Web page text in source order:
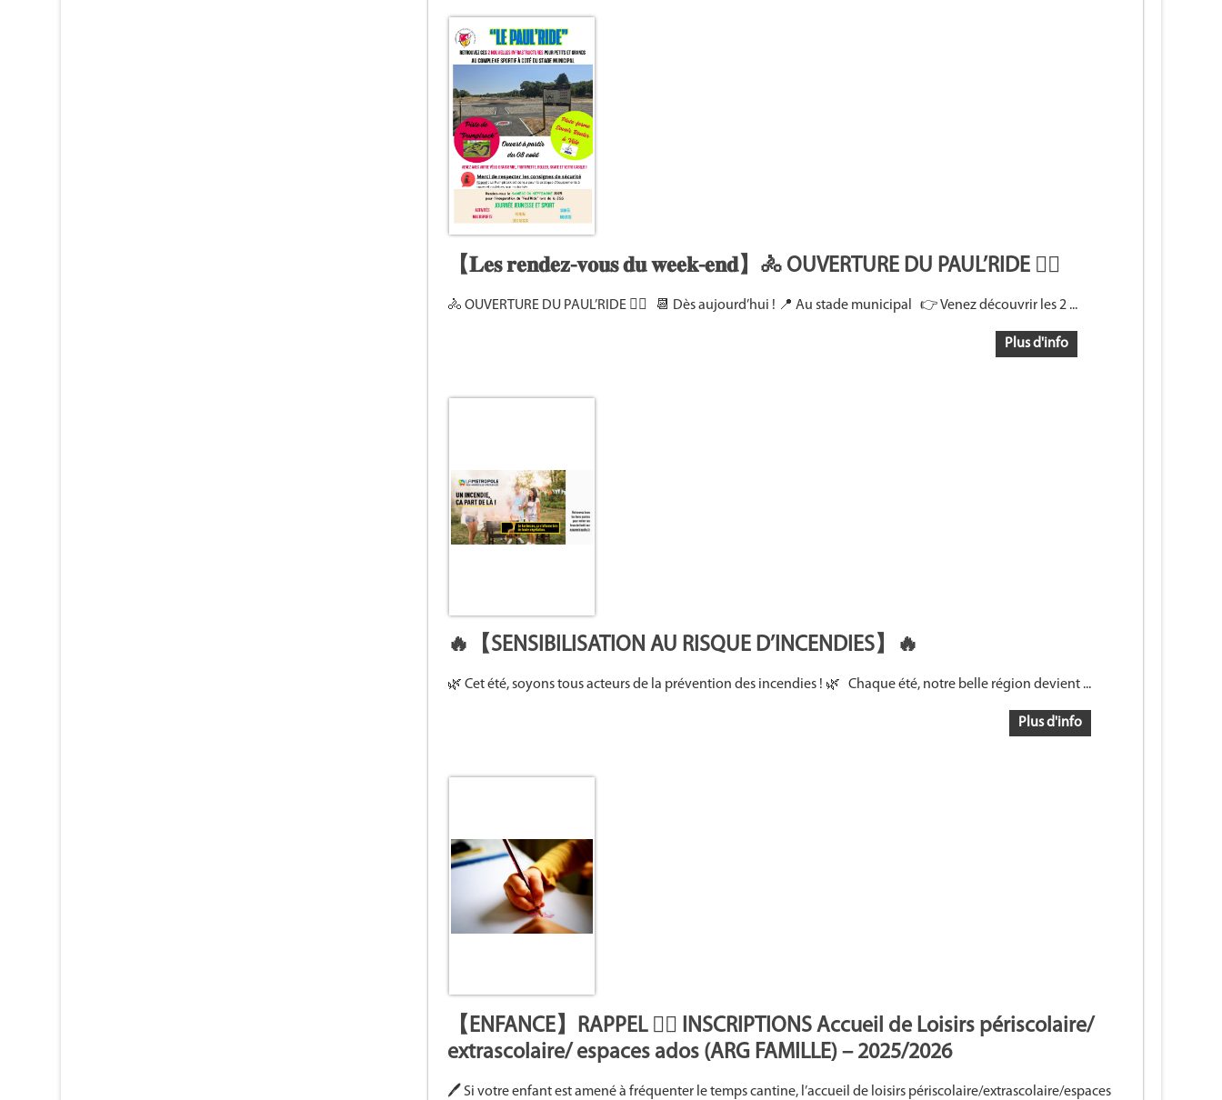
【𝐋𝐞𝐬 𝐫𝐞𝐧𝐝𝐞𝐳-𝐯𝐨𝐮𝐬 𝐝𝐮 𝐰𝐞𝐞𝐤-𝐞𝐧𝐝】🚴 OUVERTURE DU PAUL’RIDE 🚴‍♀
🚴 OUVERTURE DU PAUL’RIDE 🚴‍♀ 📆 Dès aujourd’hui ! 📍 Au stade municipal 👉 Venez découvrir les 2 ...
Plus d'info
🔥【SENSIBILISATION AU RISQUE D’INCENDIES】🔥
🌿 Cet été, soyons tous acteurs de la prévention des incendies ! 🌿 Chaque été, notre belle région devient ...
Plus d'info
【ENFANCE】RAPPEL 🙋‍♀️ INSCRIPTIONS Accueil de Loisirs périscolaire/
extrascolaire/ espaces ados (ARG FAMILLE) – 2025/2026
🖊 Si votre enfant est amené à fréquenter le temps cantine, l’accueil de loisirs périscolaire/extrascolaire/espaces